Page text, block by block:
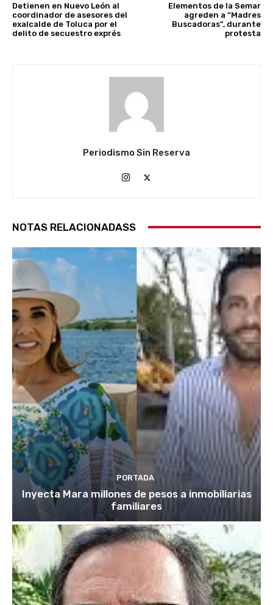
Detienen en Nuevo León al
coordinador de asesores del
exalcalde de Toluca por el
delito de secuestro exprés
Elementos de la Semar
agreden a “Madres
Buscadoras”, durante
protesta
Periodismo Sin Reserva
NOTAS RELACIONADASS
PORTADA
Inyecta Mara millones de pesos a inmobiliarias
familiares